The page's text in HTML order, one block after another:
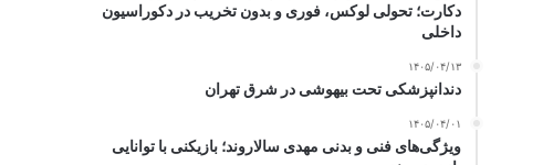
دکارت؛ تحولی لوکس، فوری و بدون تخریب در دکوراسیون
داخلی
۱۴۰۵/۰۴/۱۳
دندانپزشکی تحت بیهوشی در شرق تهران
۱۴۰۵/۰۴/۰۱
ویژگی‌های فنی و بدنی مهدی سالاروند؛ بازیکنی با توانایی